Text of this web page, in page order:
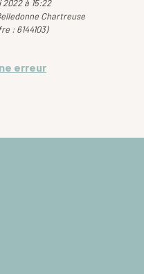
à 15:22
Chartreuse
: 6144103)
erreur